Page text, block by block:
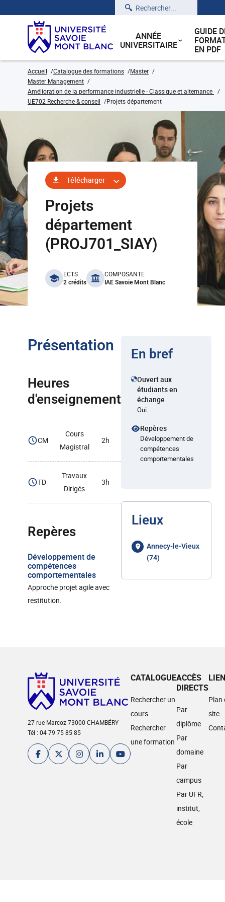
Rechercher
ANNÉE
UNIVERSITAIRE
GUIDE
EN PDF
Accueil Catalogue des formations
Master
Master Management
Amélioration de la performance industrielle - Classique et alternance
UE702 Recherche & conseil
Projets département
Télécharger
Projets
département
(PROJ701_SIAY)
benefits
ECTS
2 crédits
COMPOSANTE
IAE Savoie Mont Blanc
Présentation
Heures
d'enseignement
CM
Cours
Magistral
2h
TD
Travaux
Dirigés
3h
Repères
Développement de
compétences
comportementales
Approche projet agile avec
restitution.
En bref
Ouvert aux
étudiants en
échange
Oui
Repères
Développement de
compétences
comportementales
Lieux
Annecy-le-Vieux
(74)
27 rue Marcoz 73000 CHAMBÉRY
Tél : 04 79 75 85 85
CATALOGUE
Rechercher un
cours
Rechercher
une formation
ACCÈS
DIRECTS
Par
diplôme
Par
domaine
Par
campus
Par UFR,
institut,
école
Plan
site